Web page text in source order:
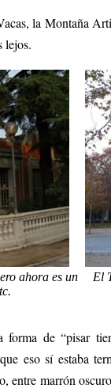
la Montaña
lejos.
ahora es un
El
de “pisar
eso sí estaba
entre marrón